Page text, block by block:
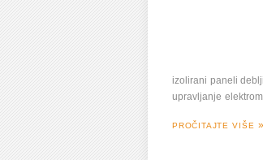
izolirani paneli
upravljanje
PROČITAJTE VIŠE